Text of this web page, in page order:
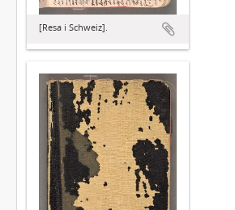
[Resa i Schweiz].